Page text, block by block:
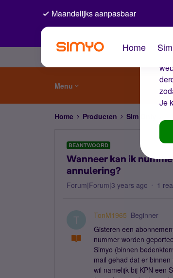
Je
Maandelijks aanpasbaar
Home
Menu
Home Producten Sim Only
BEANTWOORD
Wanneer kan ik
annulering?
Forum|Forum|3 years ago 1
T TonM1965 Beginner
Gisteren een
nummer worden
Simyo (binnen
mail gehad dat er
wil namelijk bij KPN een